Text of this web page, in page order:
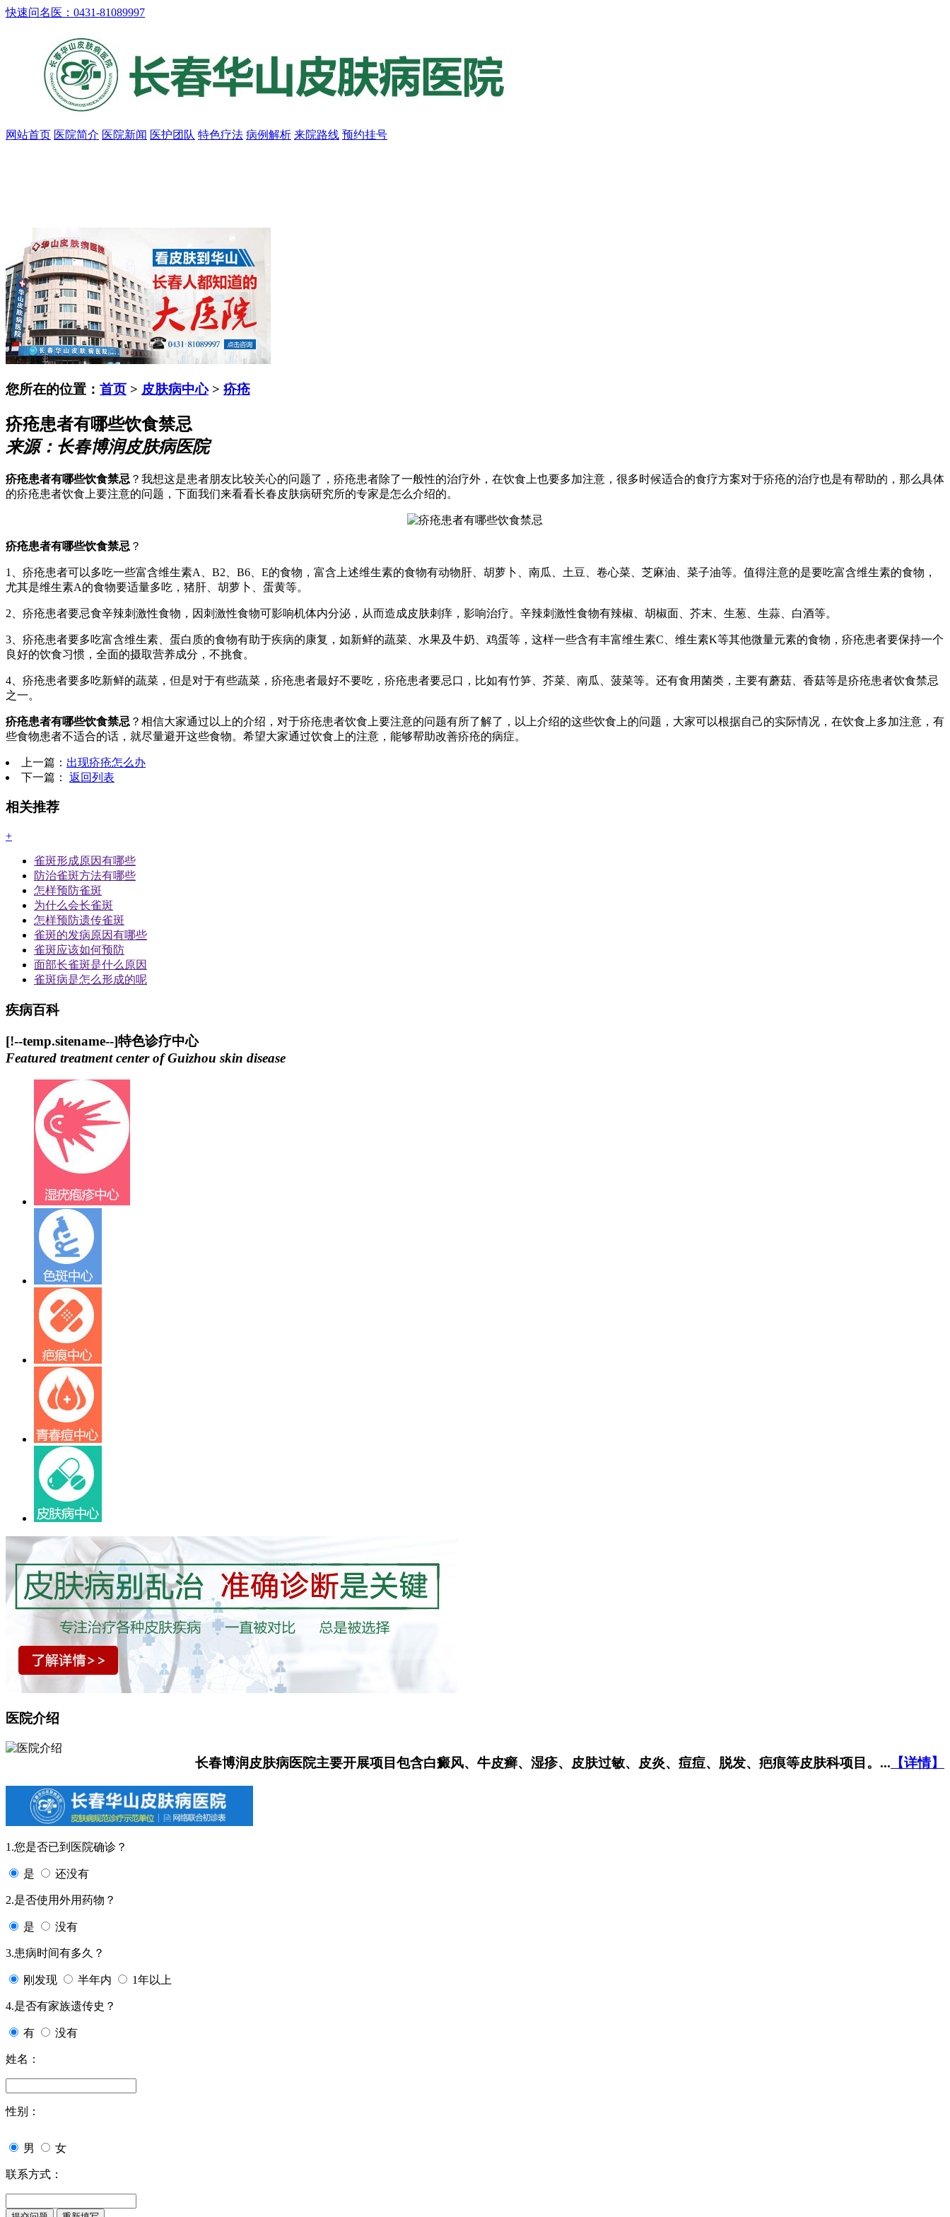
快速问名医：0431-81089997
网站首页 医院简介 医院新闻 医护团队 特色疗法 病例解析 来院路线 预约挂号
您所在的位置： 首页 > 皮肤病中心> 疥疮
疥疮患者有哪些饮食禁忌
来源：长春博润皮肤病医院
疥疮患者有哪些饮食禁忌 ？我想这是患者朋友比较关心的问题了，疥疮患者除了一般性的治疗外，在饮食上也要多加注意，很多时候适合的食疗方案对于疥疮的治疗也是有帮助的，那么具体
的疥疮患者饮食上要注意的问题，下面我们来看看长春皮肤病研究所的专家是怎么介绍的。
疥疮患者有哪些饮食禁忌 ？
1、疥疮患者可以多吃一些富含维生素A、B2、B6、E的食物，富含上述维生素的食物有动物肝、胡萝卜、南瓜、土豆、卷心菜、芝麻油、菜子油等。值得注意的是要吃富含维生素的食物，
尤其是维生素A的食物要适量多吃，猪肝、胡萝卜、蛋黄等。
2、疥疮患者要忌食辛辣刺激性食物，因刺激性食物可影响机体内分泌，从而造成皮肤刺痒，影响治疗。辛辣刺激性食物有辣椒、胡椒面、芥末、生葱、生蒜、白酒等。
3、疥疮患者要多吃富含维生素、蛋白质的食物有助于疾病的康复，如新鲜的蔬菜、水果及牛奶、鸡蛋等，这样一些含有丰富维生素C、维生素K等其他微量元素的食物，疥疮患者要保持一个
良好的饮食习惯，全面的摄取营养成分，不挑食。
4、疥疮患者要多吃新鲜的蔬菜，但是对于有些蔬菜，疥疮患者最好不要吃，疥疮患者要忌口，比如有竹笋、芥菜、南瓜、菠菜等。还有食用菌类，主要有蘑菇、香菇等是疥疮患者饮食禁忌
之一。
疥疮患者有哪些饮食禁忌 ？相信大家通过以上的介绍，对于疥疮患者饮食上要注意的问题有所了解了，以上介绍的这些饮食上的问题，大家可以根据自己的实际情况，在饮食上多加注意，有
些食物患者不适合的话，就尽量避开这些食物。希望大家通过饮食上的注意，能够帮助改善疥疮的病症。
上一篇： 出现疥疮怎么办
下一篇： 返回列表
相关推荐
+
雀斑形成原因有哪些
防治雀斑方法有哪些
怎样预防雀斑
为什么会长雀斑
怎样预防遗传雀斑
雀斑的发病原因有哪些
雀斑应该如何预防
面部长雀斑是什么原因
雀斑病是怎么形成的呢
疾病百科
[!--temp.sitename--]特色诊疗中心
Featured treatment center of Guizhou skin disease
医院介绍
长春博润皮肤病医院主要开展项目包含白癜风、牛皮癣、湿疹、皮肤过敏、皮炎、痘痘、脱发、疤痕等皮肤科项目。... 【详情】
1.您是否已到医院确诊？
是 还没有
2.是否使用外用药物？
是 没有
3.患病时间有多久？
刚发现 半年内 1年以上
4.是否有家族遗传史？
有 没有
姓名：
性别：
男 女
联系方式：